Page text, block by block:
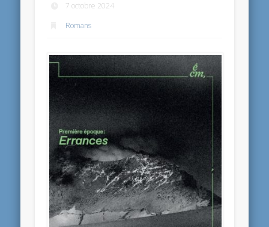
7 octobre 2024
Romans